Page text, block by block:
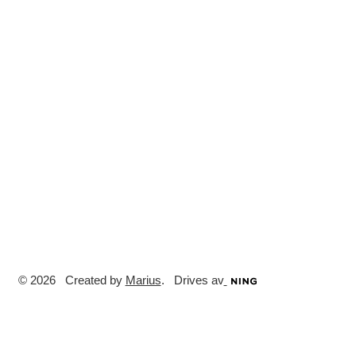
© 2026 Created by Marius. Drives av